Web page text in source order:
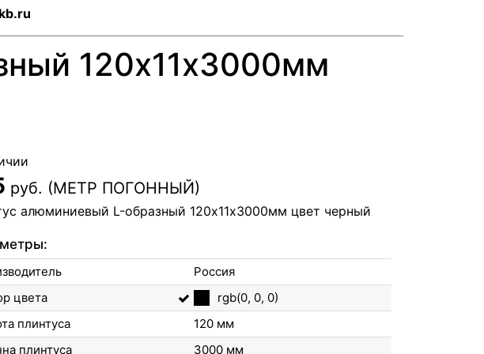
120х11х3000мм
руб. (МЕТР ПОГОННЫЙ)
алюминиевый L-образный 120х11х3000мм цвет черный
Россия
цвета
rgb(0, 0, 0)
плинтуса
120 мм
плинтуса
3000 мм